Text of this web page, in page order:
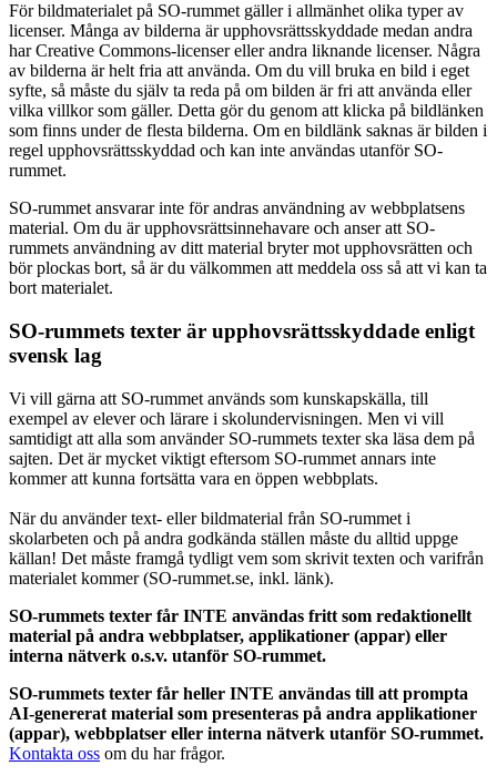
För bildmaterialet på SO-rummet gäller i allmänhet olika typer av
licenser. Många av bilderna är upphovsrättsskyddade medan andra
har Creative Commons-licenser eller andra liknande licenser. Några
av bilderna är helt fria att använda. Om du vill bruka en bild i eget
syfte, så måste du själv ta reda på om bilden är fri att använda eller
vilka villkor som gäller. Detta gör du genom att klicka på bildlänken
som finns under de flesta bilderna. Om en bildlänk saknas är bilden i
regel upphovsrättsskyddad och kan inte användas utanför SO-
rummet.
SO-rummet ansvarar inte för andras användning av webbplatsens
material. Om du är upphovsrättsinnehavare och anser att SO-
rummets användning av ditt material bryter mot upphovsrätten och
bör plockas bort, så är du välkommen att meddela oss så att vi kan ta
bort materialet.
SO-rummets texter är upphovsrättsskyddade enligt
svensk lag
Vi vill gärna att SO-rummet används som kunskapskälla, till
exempel av elever och lärare i skolundervisningen. Men vi vill
samtidigt att alla som använder SO-rummets texter ska läsa dem på
sajten. Det är mycket viktigt eftersom SO-rummet annars inte
kommer att kunna fortsätta vara en öppen webbplats.
När du använder text- eller bildmaterial från SO-rummet i
skolarbeten och på andra godkända ställen måste du alltid uppge
källan! Det måste framgå tydligt vem som skrivit texten och varifrån
materialet kommer (SO-rummet.se, inkl. länk).
SO-rummets texter får INTE användas fritt som redaktionellt
material på andra webbplatser, applikationer (appar) eller
interna nätverk o.s.v. utanför SO-rummet.
SO-rummets texter får heller INTE användas till att prompta
AI-genererat material som presenteras på andra applikationer
(appar), webbplatser eller interna nätverk utanför SO-rummet.
Kontakta oss om du har frågor.